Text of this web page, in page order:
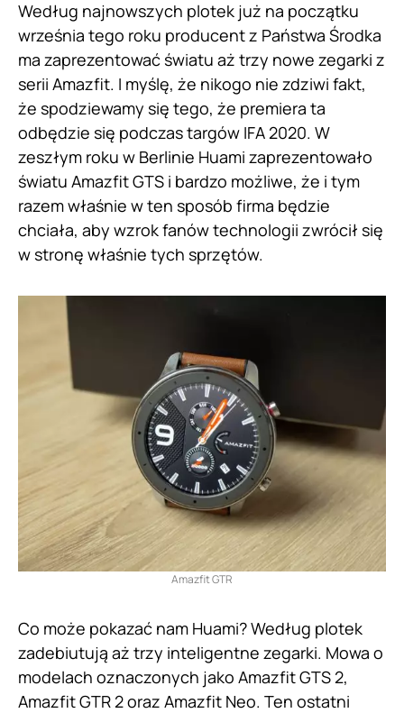
Według najnowszych plotek już na początku
września tego roku producent z Państwa Środka
ma zaprezentować światu aż trzy nowe zegarki z
serii Amazfit. I myślę, że nikogo nie zdziwi fakt,
że spodziewamy się tego, że premiera ta
odbędzie się podczas targów IFA 2020. W
zeszłym roku w Berlinie Huami zaprezentowało
światu Amazfit GTS i bardzo możliwe, że i tym
razem właśnie w ten sposób firma będzie
chciała, aby wzrok fanów technologii zwrócił się
w stronę właśnie tych sprzętów.
Amazfit GTR
Co może pokazać nam Huami? Według plotek
zadebiutują aż trzy inteligentne zegarki. Mowa o
modelach oznaczonych jako Amazfit GTS 2,
Amazfit GTR 2 oraz Amazfit Neo. Ten ostatni